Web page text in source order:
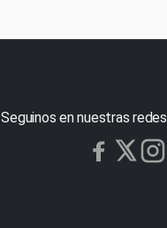
Seguinos en nuestras redes